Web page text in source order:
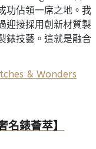
功佔領一席之地。我
迎接採用創新材質製
錶技藝。這就是融合
& Wonders
錶薈萃】